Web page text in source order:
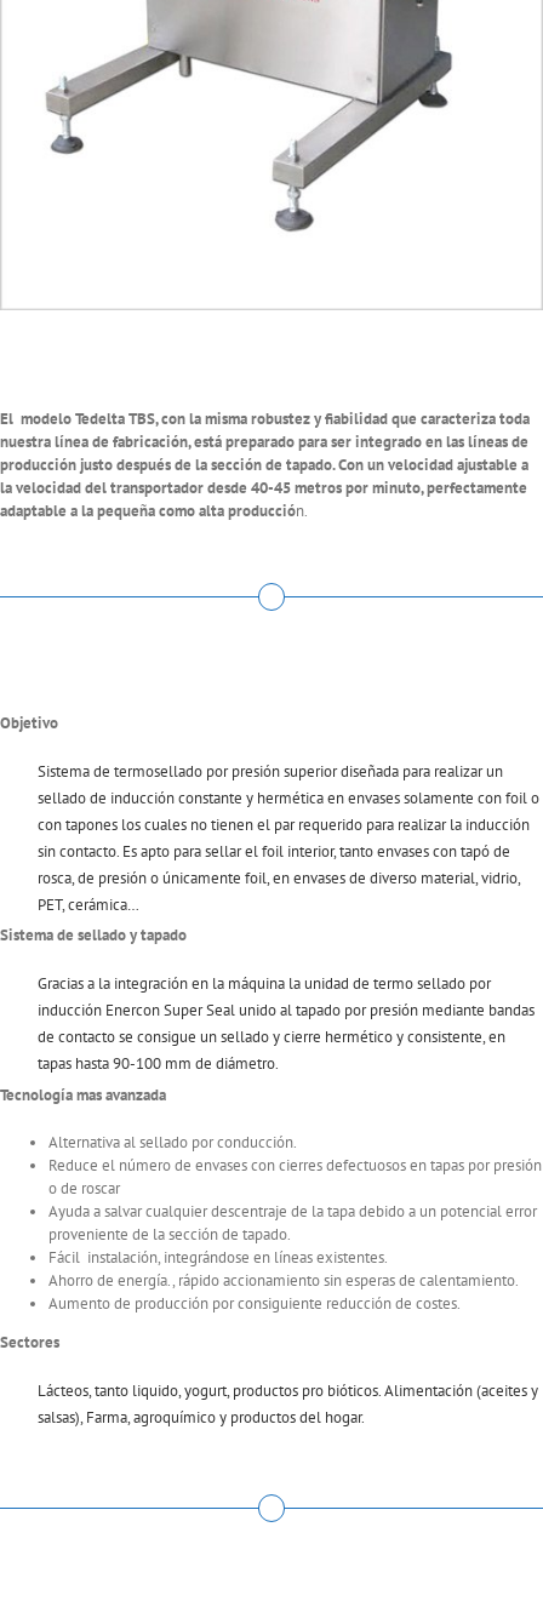
El modelo Tedelta TBS, con la misma robustez y fiabilidad que caracteriza toda
nuestra línea de fabricación, está preparado para ser integrado en las líneas de
producción justo después de la sección de tapado. Con un velocidad ajustable a
la velocidad del transportador desde 40-45 metros por minuto, perfectamente
adaptable a la pequeña como alta producción.
Objetivo
Sistema de termosellado por presión superior diseñada para realizar un
sellado de inducción constante y hermética en envases solamente con foil o
con tapones los cuales no tienen el par requerido para realizar la inducción
sin contacto. Es apto para sellar el foil interior, tanto envases con tapó de
rosca, de presión o únicamente foil, en envases de diverso material, vidrio,
PET, cerámica…
Sistema de sellado y tapado
Gracias a la integración en la máquina la unidad de termo sellado por
inducción Enercon Super Seal unido al tapado por presión mediante bandas
de contacto se consigue un sellado y cierre hermético y consistente, en
tapas hasta 90-100 mm de diámetro.
Tecnología mas avanzada
Alternativa al sellado por conducción.
Reduce el número de envases con cierres defectuosos en tapas por presión
o de roscar
Ayuda a salvar cualquier descentraje de la tapa debido a un potencial error
proveniente de la sección de tapado.
Fácil instalación, integrándose en líneas existentes.
Ahorro de energía., rápido accionamiento sin esperas de calentamiento.
Aumento de producción por consiguiente reducción de costes.
Sectores
Lácteos, tanto liquido, yogurt, productos pro bióticos. Alimentación (aceites y
salsas), Farma, agroquímico y productos del hogar.